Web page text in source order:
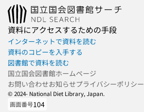
資料にアクセスするための手段
インターネットで資料を読む
資料のコピーを入手する
図書館で資料を読む
国立国会図書館ホームページ
お問い合わせお知らせプライバシーポリシー
© 2024- National Diet Library, Japan.
画面番号104